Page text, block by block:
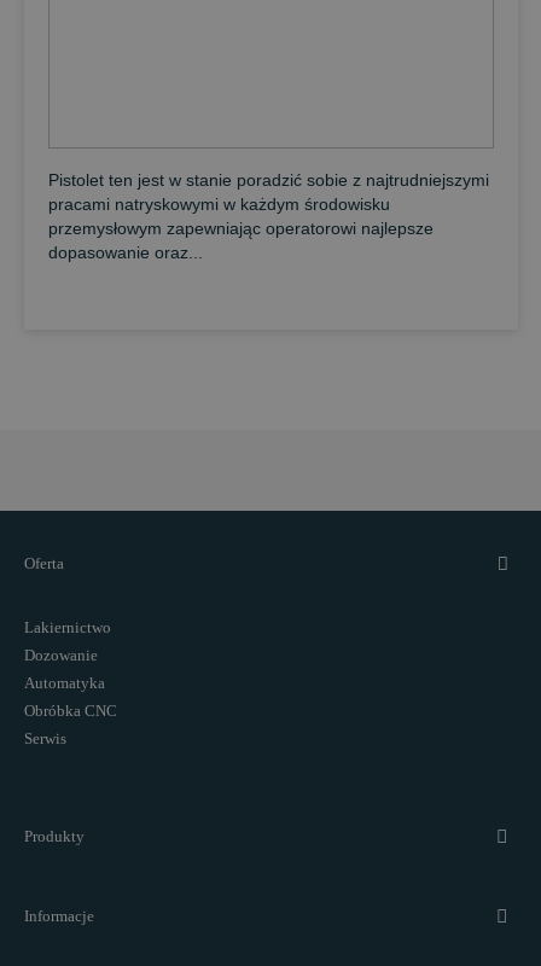
Pistolet ten jest w stanie poradzić sobie z najtrudniejszymi
pracami natryskowymi w każdym środowisku
przemysłowym zapewniając operatorowi najlepsze
dopasowanie oraz...
Oferta
Lakiernictwo
Dozowanie
Automatyka
Obróbka CNC
Serwis
Produkty
Informacje